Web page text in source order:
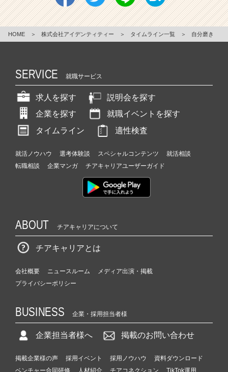
HOME ＞ 株式会社アイデンティティー ＞ タイムライン一覧 ＞ 自分磨き
SERVICE 就職サービス
求人を探す
説明会を探す
企業を探す
就職イベントを探す
タイムライン
適性検査
就活ノウハウ 選考体験談 スペシャルコンテンツ
就活相談
転職相談
企業マンガ チアキャリアユーザーガイド
ABOUT チアキャリアについて
チアキャリアとは
会社概要 ニュースルーム
メディア出演・掲載
プライバシーポリシー
BUSINESS 企業・採用担当者様
企業担当者様へ 掲載のお問い合わせ
掲載企業様の声 採用イベント 採用ノウハウ
資料ダウンロード
ベンチャー合同研修
人材紹介 チアコネクション TikTok運用